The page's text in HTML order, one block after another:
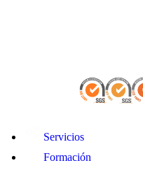
Servicios
Formación